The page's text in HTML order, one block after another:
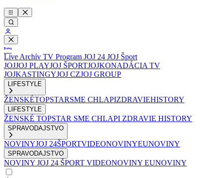
Live Archív TV Program JOJ 24 JOJ Šport
JOJJOJ PLAYJOJ ŠPORTJOJKONADÁCIA TV
JOJKASTINGYJOJ CZJOJ GROUP
LIFESTYLE
ŽENSKÉTOPSTARSME CHLAPIZDRAVIEHISTORY
LIFESTYLE
ŽENSKÉ TOPSTAR SME CHLAPI ZDRAVIE HISTORY
SPRAVODAJSTVO
NOVINYJOJ 24ŠPORTVIDEONOVINYEUNOVINY
SPRAVODAJSTVO
NOVINY JOJ 24 ŠPORT VIDEONOVINY EUNOVINY